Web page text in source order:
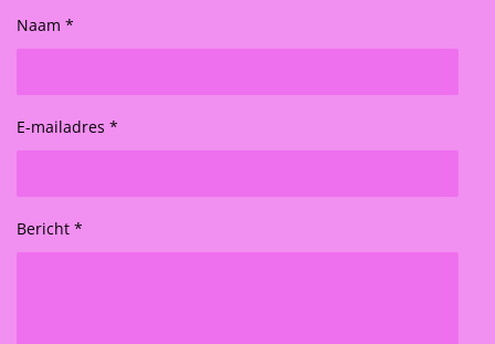
Naam *
E-mailadres *
Bericht *